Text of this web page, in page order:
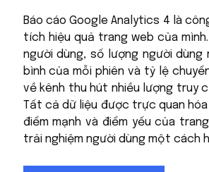
Báo cáo Google Analytics 4 là
tích hiệu quả trang web của
người dùng, số lượng người
bình của mỗi phiên và tỷ lệ
về kênh thu hút nhiều lượng truy
Tất cả dữ liệu được trực quan hóa
điểm mạnh và điểm yếu của
trải nghiệm người dùng một cách